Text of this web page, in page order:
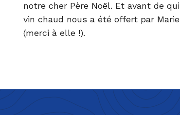
notre cher Père Noël. Et avant de
vin chaud nous a été offert par
(merci à elle !).